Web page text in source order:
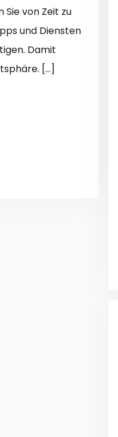
von Zeit zu
und Diensten
Damit
[…]